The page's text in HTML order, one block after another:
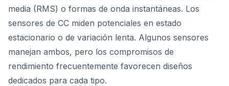
media (RMS) o formas de onda instantáneas. Los
sensores de CC miden potenciales en estado
estacionario o de variación lenta. Algunos sensores
manejan ambos, pero los compromisos de
rendimiento frecuentemente favorecen diseños
dedicados para cada tipo.